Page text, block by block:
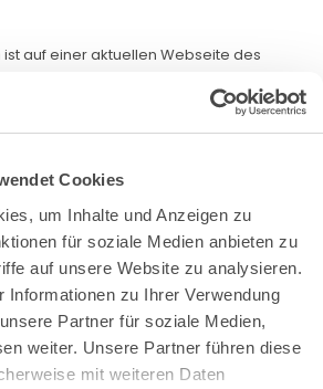
Cookies
um Inhalte und Anzeigen zu
für soziale Medien anbieten zu
auf unsere Website zu analysieren.
Informationen zu Ihrer Verwendung
Partner für soziale Medien,
weiter. Unsere Partner führen diese
mit weiteren Daten
ist auf einer aktuellen Webseite des
2